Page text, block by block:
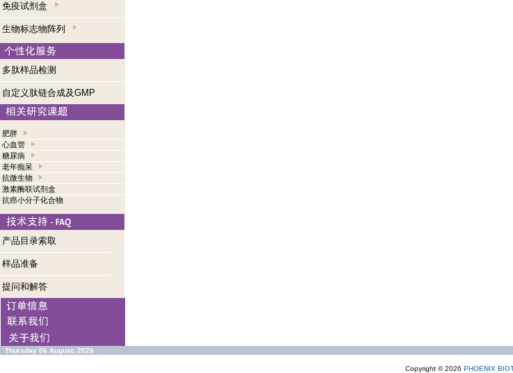
免疫试剂盒
生物标志物阵列
多肽样品检测
自定义肽链合成及GMP
肥胖
心血管
糖尿病
老年痴呆
抗微生物
激素酶联试剂盒
抗癌小分子化合物
产品目录索取
样品准备
提问和解答
Thursday 06 August, 2026
Copyright © 2026 PHOENIX